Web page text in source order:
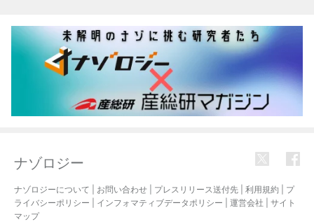
ナゾロジー
ナゾロジーについて お問い合わせ プレスリリース送付先 利用規約
プ
ライバシーポリシー
インフォマティブデータポリシー 運営会社
サイト
マップ